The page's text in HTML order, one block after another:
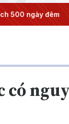
500 ngày đêm